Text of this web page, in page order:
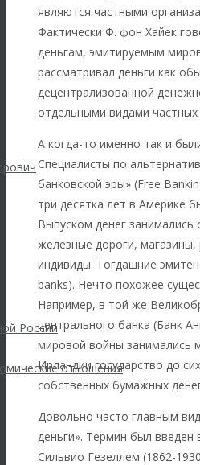
России
отношения
являются частными
Фактически Ф. фон Хайек
деньгам, эмитируемым
рассматривал деньги как
децентрализованной
отдельными видами частных
А когда-то именно так и
Специалисты по
банковской эры» (Free
три десятка лет в Америке
Выпуском денег
железные дороги,
индивиды. Тогдашние
banks). Нечто похожее
Например, в той же
центрального банка (Банк
мировой войны занимались
Ирландии государство до
собственных бумажных
Довольно часто главным
деньги». Термин был
Сильвио Гезеллем (1862-